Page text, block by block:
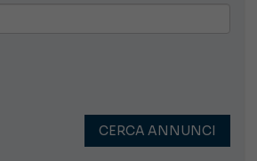
CERCA ANNUNCI